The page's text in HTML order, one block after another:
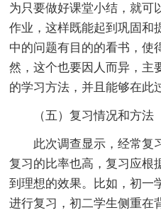
为只要做好课堂小结，就可
作业，这样既能起到巩固和
中的问题有目的的看书，使
然，这个也要因人而异，主
的学习方法，并且能够在此
（五）复习情况和方法
此次调查显示，经常复
复习的比率也高，复习应根
到理想的效果。比如，初一
进行复习，初二学生侧重在